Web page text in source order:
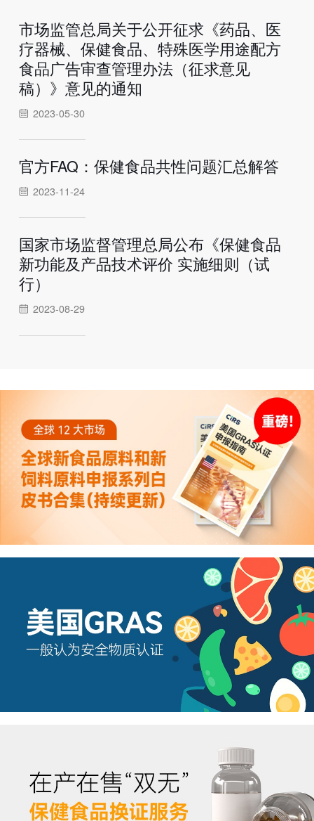
市场监管总局关于公开征求《药品、医
疗器械、保健食品、特殊医学用途配方
食品广告审查管理办法（征求意见
稿）》意见的通知
2023-05-30
官方FAQ：保健食品共性问题汇总解答
2023-11-24
国家市场监督管理总局公布《保健食品
新功能及产品技术评价 实施细则（试
行）
2023-08-29